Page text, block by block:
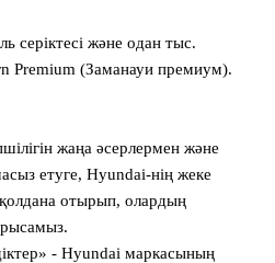
серіктесі және одан тыс.
Premium (Заманауи премиум).
жаңа әсерлермен және
етуге, Hyundai-нің жеке
отырып, олардың
- Hyundai маркасының